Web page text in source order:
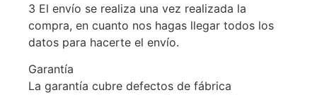
3 El envío se realiza una vez realizada la
compra, en cuanto nos hagas llegar todos los
datos para hacerte el envío.
Garantía
La garantía cubre defectos de fábrica